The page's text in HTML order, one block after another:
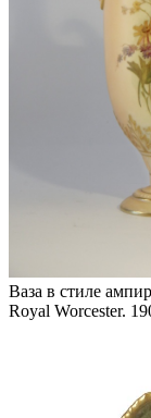
Ваза в стиле
Royal Worcester.